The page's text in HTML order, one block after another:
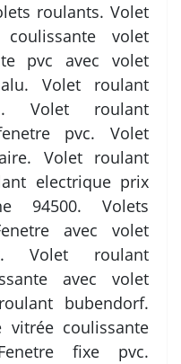
roulants. Volet
volet
pvc avec volet
Volet roulant
Volet roulant
pvc. Volet
Volet roulant
electrique prix
94500. Volets
avec volet
Volet roulant
avec volet
bubendorf.
coulissante
fixe pvc.